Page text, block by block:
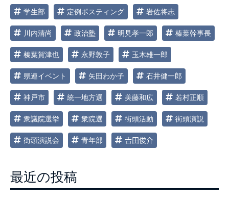
学生部 定例ポスティング 岩佐将志
川内清尚 政治塾 明見孝一郎 榛葉幹事長
榛葉賀津也 永野敦子 玉木雄一郎
県連イベント 矢田わか子 石井健一郎
神戸市 統一地方選 美藤和広 若村正順
衆議院選挙 衆院選 街頭活動 街頭演説
街頭演説会 青年部 𠮷田俊介
最近の投稿